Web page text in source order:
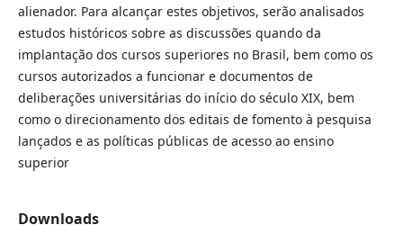
alienador. Para alcançar estes objetivos, serão analisados
estudos históricos sobre as discussões quando da
implantação dos cursos superiores no Brasil, bem como os
cursos autorizados a funcionar e documentos de
deliberações universitárias do início do século XIX, bem
como o direcionamento dos editais de fomento à pesquisa
lançados e as políticas públicas de acesso ao ensino
superior
Downloads